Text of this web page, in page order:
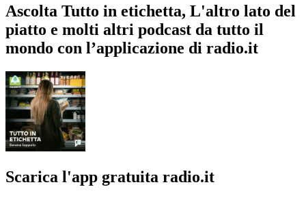
Ascolta Tutto in etichetta, L'altro lato del
piatto e molti altri podcast da tutto il
mondo con l’applicazione di radio.it
Scarica l'app gratuita radio.it